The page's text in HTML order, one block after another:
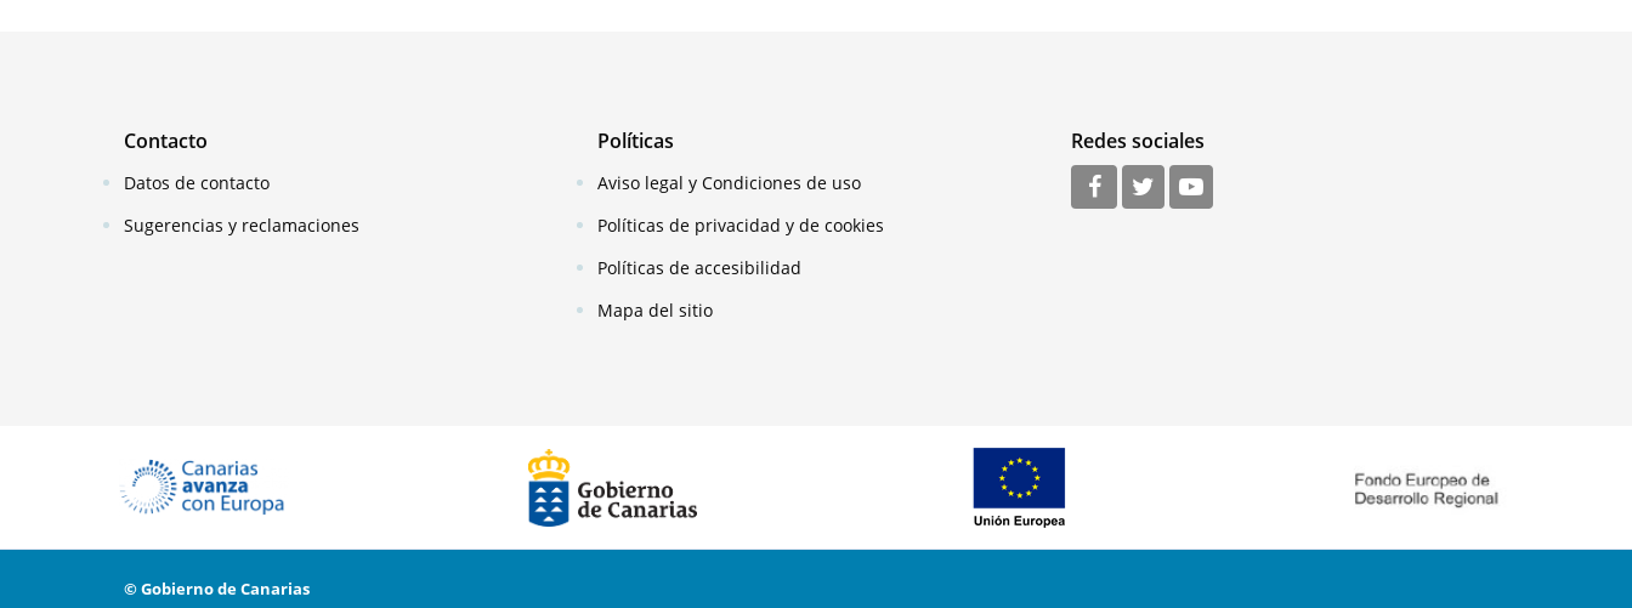
Contacto
Datos de contacto
Sugerencias y reclamaciones
Políticas
Aviso legal y Condiciones de uso
Políticas de privacidad y de cookies
Políticas de accesibilidad
Mapa del sitio
Redes sociales
© Gobierno de Canarias